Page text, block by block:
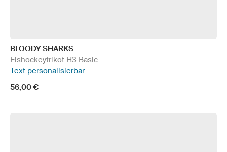
BLOODY SHARKS
Eishockeytrikot H3 Basic
Text personalisierbar
56,00 €